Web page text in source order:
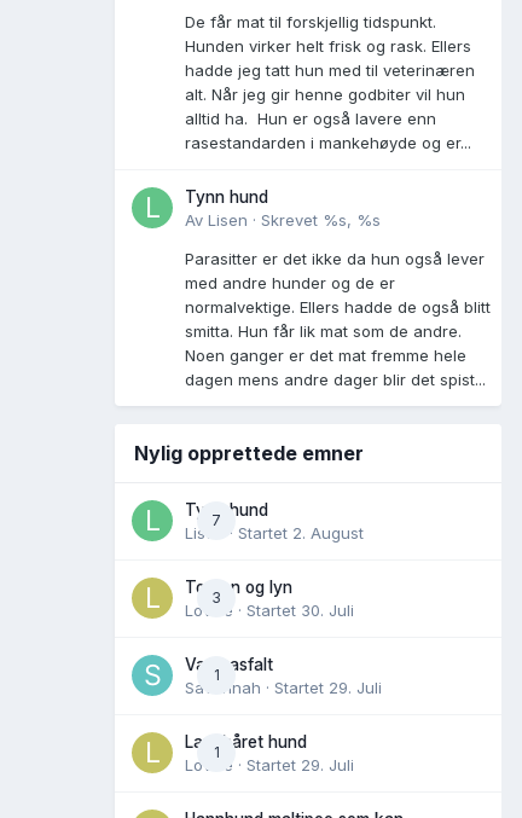
De får mat til forskjellig tidspunkt.
Hunden virker helt frisk og rask. Ellers
hadde jeg tatt hun med til veterinæren
alt. Når jeg gir henne godbiter vil hun
alltid ha. Hun er også lavere enn
rasestandarden i mankehøyde og er...
Tynn hund
Av Lisen · Skrevet %s, %s
Parasitter er det ikke da hun også lever
med andre hunder og de er
normalvektige. Ellers hadde de også blitt
smitta. Hun får lik mat som de andre.
Noen ganger er det mat fremme hele
dagen mens andre dager blir det spist...
Nylig opprettede emner
7
Tynn hund
Lisen
· Startet 2. August
3
Torden og lyn
Lovise · Startet 30. Juli
1
Varm asfalt
Savannah · Startet 29. Juli
1
Langhåret hund
Lovise · Startet 29. Juli